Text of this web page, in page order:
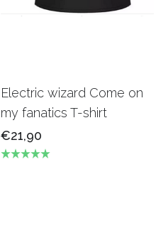
Electric wizard Come on
my fanatics T-shirt
€21,90